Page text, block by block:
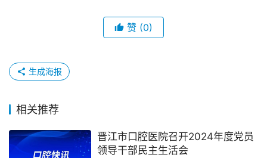
赞 (0)
生成海报
相关推荐
晋江市口腔医院召开2024年度党员
领导干部民主生活会